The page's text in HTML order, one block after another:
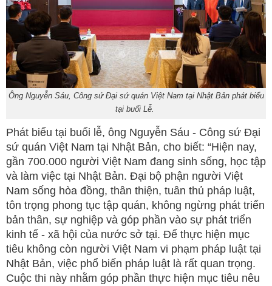
Ông Nguyễn Sáu, Công sứ Đại sứ quán Việt Nam tại Nhật Bản phát biểu
tại buổi Lễ.
Phát biểu tại buổi lễ, ông Nguyễn Sáu - Công sứ Đại
sứ quán Việt Nam tại Nhật Bản, cho biết: “Hiện nay,
gần 700.000 người Việt Nam đang sinh sống, học tập
và làm việc tại Nhật Bản. Đại bộ phận người Việt
Nam sống hòa đồng, thân thiện, tuân thủ pháp luật,
tôn trọng phong tục tập quán, không ngừng phát triển
bản thân, sự nghiệp và góp phần vào sự phát triển
kinh tế - xã hội của nước sở tại. Để thực hiện mục
tiêu không còn người Việt Nam vi phạm pháp luật tại
Nhật Bản, việc phổ biến pháp luật là rất quan trọng.
Cuộc thi này nhằm góp phần thực hiện mục tiêu nêu